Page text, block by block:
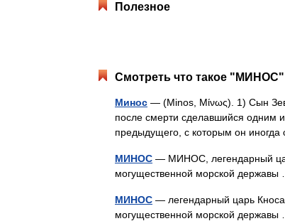
Полезное
Смотреть что такое "МИНОС"
Минос — (Minos, Μίνως). 1) Сын
после смерти сделавшийся одним
предыдущего, с которым он
МИНОС — МИНОС, легендарный
могущественной морской
МИНОС — легендарный царь
могущественной морской